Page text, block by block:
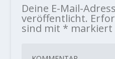
Deine E-Mail-
veröffentlicht.
sind mit * markiert